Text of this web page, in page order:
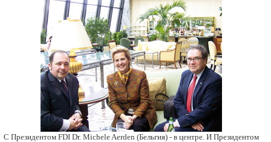
C Президентом FDI Dr. Michele Aerden (Бельгия) - в центре. И Президентом